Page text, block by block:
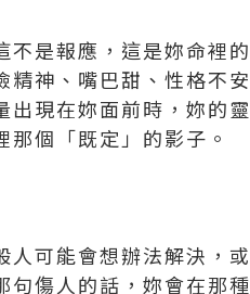
不是報應，這是妳命裡的
精神、嘴巴甜、性格不安
出現在妳面前時，妳的靈
個「既定」的影子。
人可能會想辦法解決，或
句傷人的話，妳會在那種